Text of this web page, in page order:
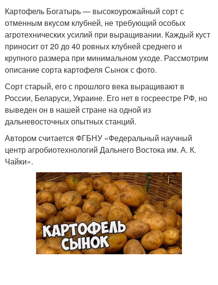
Картофель Богатырь — высокоурожайный сорт с
отменным вкусом клубней, не требующий особых
агротехнических усилий при выращивании. Каждый куст
приносит от 20 до 40 ровных клубней среднего и
крупного размера при минимальном уходе. Рассмотрим
описание сорта картофеля Сынок с фото.
Сорт старый, его с прошлого века выращивают в
России, Беларуси, Украине. Его нет в госреестре РФ, но
выведен он в нашей стране на одной из
дальневосточных опытных станций.
Автором считается ФГБНУ «Федеральный научный
центр агробиотехнологий Дальнего Востока им. А. К.
Чайки».